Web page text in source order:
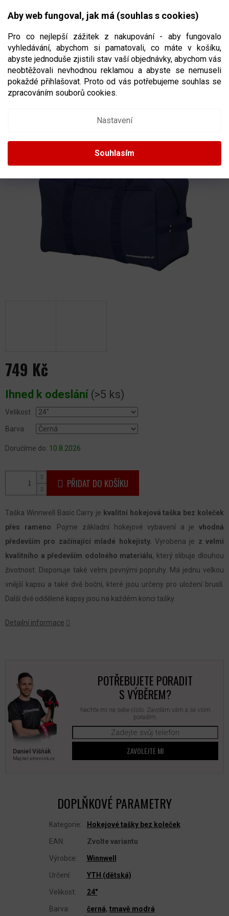
Aby web fungoval, jak má (souhlas s cookies)
Pro co nejlepší zážitek z nakupování - aby fungovalo
vyhledávání, abychom si pamatovali, co máte v košíku,
abyste jednoduše zjistili stav vaší objednávky, abychom vás
neobtěžovali nevhodnou reklamou a abyste se nemuseli
pokaždé přihlašovat. Proto od vás potřebujeme souhlas se
zpracováním souborů cookies.
Nastavení
Souhlasím
CZK
NÁKUPNÍ
TAŠKA WINNWELL BASIC CARRY YTH
VELIKOST DĚTSKÁ
749 Kč
cena:
Ihned k odeslání (>5 ks)
Velikost
Barva
Doručíme do: 10.8.2026
PŘIDAT DO KOŠÍKU
Taška Winnwell Basic Carry je kvalitní hokejová taška bez koleček
přes rameno . Pojme základní hokejové vybavení a je vhodná
především pro začínající mladé hokejisty. Vyrobena je z velmi
kvalitního a především odolného materiálu, který slibuje dlouhou
životnost. Disponuje také velmi pevnými popruhy. Má jednu velkou
vnější kapsu a také dvě boční, které jsou určeny pro uložení bruslí.
Další dvě oddělené kapsy jsou na každém konci tašky.
Detailní informace
Daniel Višňák
Majitel x‑trenink.cz
POTŘEBUJETE PORADIT
S VÝBĚREM?
Nechte mi na sebe číslo. Zavolám vám a se vším
poradím.
ZAVOLEJTE MI
DOPLŇKOVÉ PARAMETRY
Kategorie: Hokejové tašky bez koleček
EAN: Zvolte variantu
Výrobce: Winnwell
Určení: YTH (dětská)
Velikost: 24"
Barva: černá, tmavě modrá